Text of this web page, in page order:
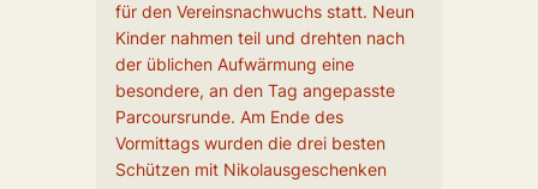
für den Vereinsnachwuchs statt. Neun
Kinder nahmen teil und drehten nach
der üblichen Aufwärmung eine
besondere, an den Tag angepasste
Parcoursrunde. Am Ende des
Vormittags wurden die drei besten
Schützen mit Nikolausgeschenken